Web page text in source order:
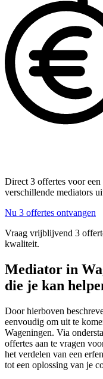
Direct 3 offertes voor
verschillende mediators
Nu 3 offertes ontvangen
Vraag vrijblijvend 3
kwaliteit.
Mediator in
die je kan
Door hierboven
eenvoudig om uit te
Wageningen. Via
offertes aan te vragen
het verdelen van een
tot een oplossing van je